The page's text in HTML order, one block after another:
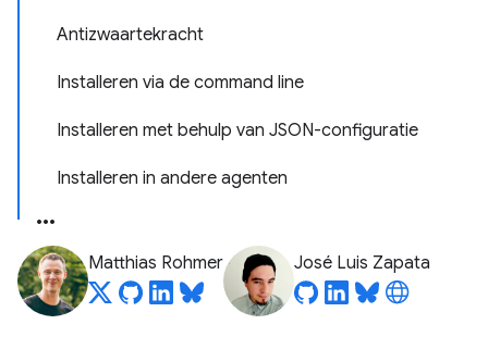
Antizwaartekracht
Installeren via de command line
Installeren met behulp van JSON-configuratie
Installeren in andere agenten
Matthias Rohmer José Luis Zapata